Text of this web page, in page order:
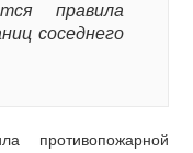
правила
соседнего
противопожарной